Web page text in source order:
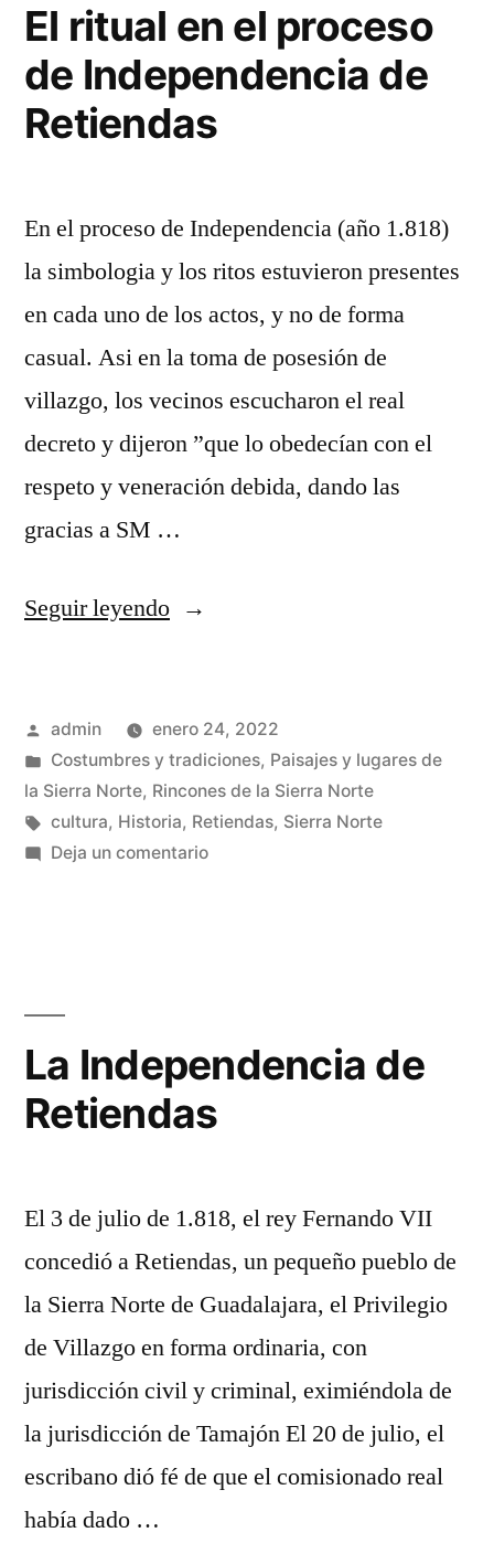
El ritual en el proceso
de Independencia de
Retiendas
En el proceso de Independencia (año 1.818)
la simbologia y los ritos estuvieron presentes
en cada uno de los actos, y no de forma
casual. Asi en la toma de posesión de
villazgo, los vecinos escucharon el real
decreto y dijeron ”que lo obedecían con el
respeto y veneración debida, dando las
gracias a SM …
Seguir leyendo«El
el
proceso
de
Independencia
Publicado
por
admin
enero 24, 2022
Publicado
en
Costumbres y tradiciones, Paisajes y lugares de
la Sierra Norte, Rincones de la Sierra Norte
Etiquetas:
cultura, Historia, Retiendas, Sierra Norte
Deja un comentarioen
Independencia
Retiendas
La Independencia de
Retiendas
El 3 de julio de 1.818, el rey Fernando VII
concedió a Retiendas, un pequeño pueblo de
la Sierra Norte de Guadalajara, el Privilegio
de Villazgo en forma ordinaria, con
jurisdicción civil y criminal, eximiéndola de
la jurisdicción de Tamajón El 20 de julio, el
escribano dió fé de que el comisionado real
había dado …